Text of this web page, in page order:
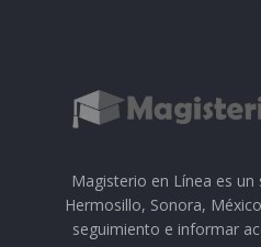
Magisterio en Línea es
Hermosillo, Sonora,
seguimiento e informar